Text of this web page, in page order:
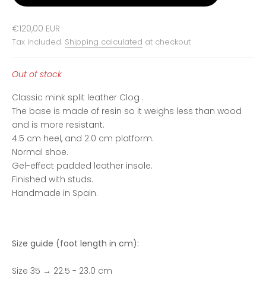
Sale price
€120,00 EUR
Tax included. Shipping calculated at checkout
Out of stock
Classic mink split leather Clog .
The base is made of resin so it weighs less than wood
and is more resistant.
4.5 cm heel, and 2.0 cm platform.
Normal shoe.
Gel-effect padded leather insole.
Finished with studs.
Handmade in Spain.
Size guide (foot length in cm):
Size 35 → 22.5 - 23.0 cm